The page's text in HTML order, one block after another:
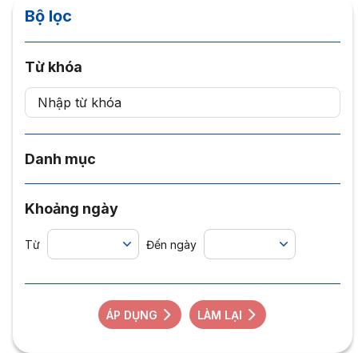
Bộ lọc
Từ khóa
Danh mục
Khoảng ngày
Từ Đến ngày
ÁP DỤNG LÀM LẠI